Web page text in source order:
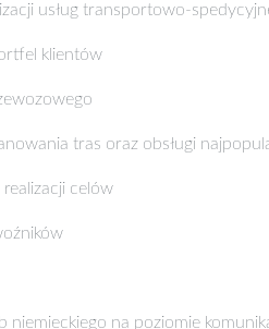
usług transportowo-
klientów
tras oraz obsługi
celów
niemieckiego na poziomie